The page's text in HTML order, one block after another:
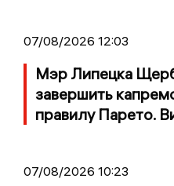
07/08/2026 12:03
Мэр Липецка
завершить
правилу Парето.
07/08/2026 10:23